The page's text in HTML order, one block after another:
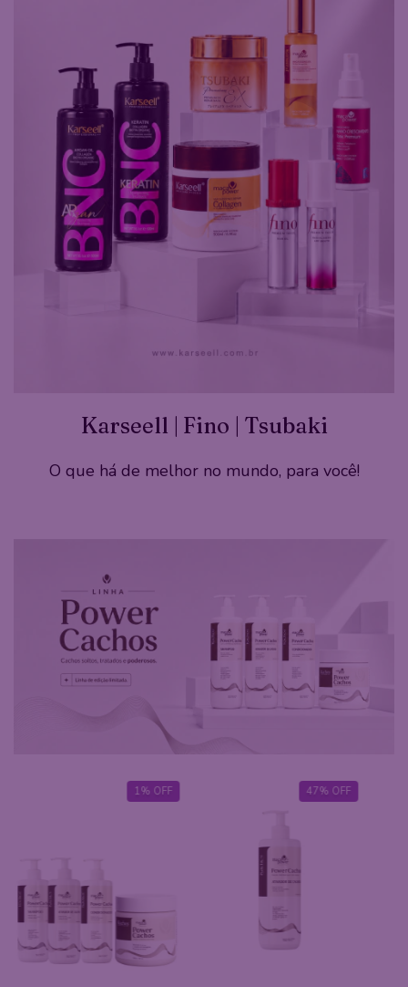
Karseell | Fino | Tsubaki
O que há de melhor no mundo, para você!
1% OFF 47% OFF